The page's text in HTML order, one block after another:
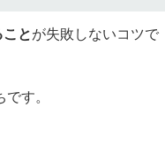
とが失敗しないコツで
す。